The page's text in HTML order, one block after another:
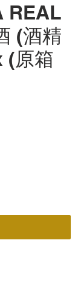
REAL
(酒精
(原箱